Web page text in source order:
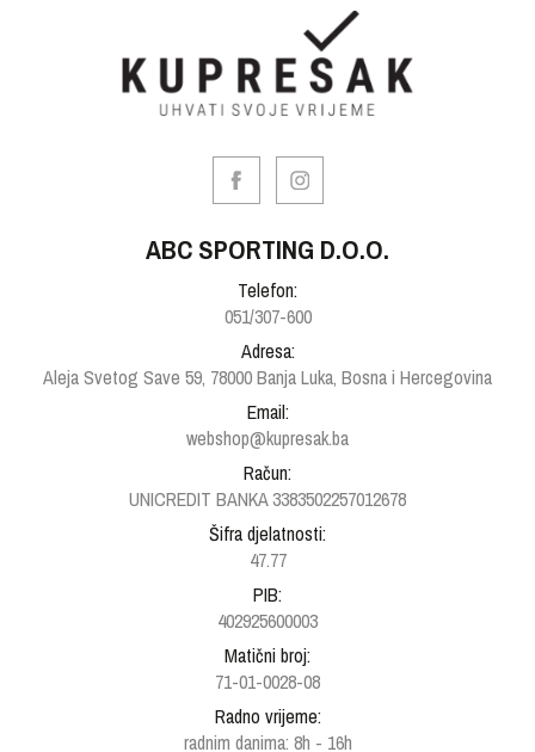
ABC SPORTING D.O.O.
Telefon:
051/307-600
Adresa:
Aleja Svetog Save 59, 78000 Banja Luka, Bosna i Hercegovina
Email:
webshop@kupresak.ba
Račun:
UNICREDIT BANKA 3383502257012678
Šifra djelatnosti:
47.77
PIB:
402925600003
Matični broj:
71-01-0028-08
Radno vrijeme:
radnim danima: 8h - 16h